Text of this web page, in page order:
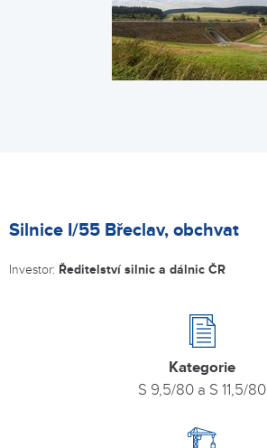
Silnice I/55 Břeclav, obchvat
Investor: Ředitelství silnic a dálnic ČR
Kategorie
S 9,5/80 a S 11,5/80